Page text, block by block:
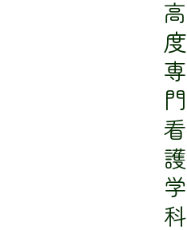
高度専門看護学科